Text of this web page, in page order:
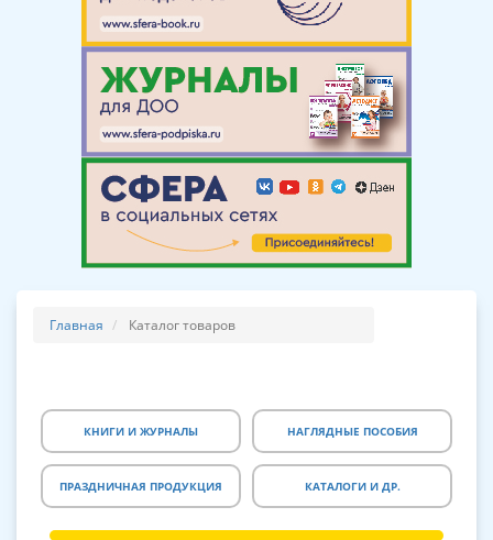
Главная Каталог товаров
КНИГИ И ЖУРНАЛЫ НАГЛЯДНЫЕ ПОСОБИЯ
ПРАЗДНИЧНАЯ ПРОДУКЦИЯ КАТАЛОГИ И ДР.